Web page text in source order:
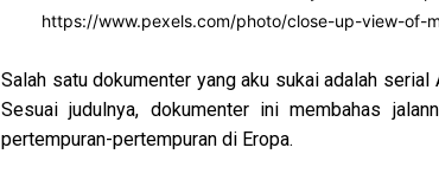
https://www.pexels.com/photo/close-up-view-of-
Salah satu dokumenter yang aku sukai adalah serial
Sesuai judulnya, dokumenter ini membahas
pertempuran-pertempuran di Eropa.